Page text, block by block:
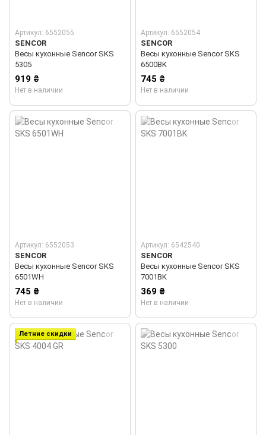
Артикул: 6552055
SENCOR
Весы кухонные Sencor SKS
5305
919 ₴
Нет в наличии
Артикул: 6552054
SENCOR
Весы кухонные Sencor SKS
6500BK
745 ₴
Нет в наличии
Артикул: 6552053
SENCOR
Весы кухонные Sencor SKS
6501WH
745 ₴
Нет в наличии
Артикул: 6542540
SENCOR
Весы кухонные Sencor SKS
7001BK
369 ₴
Нет в наличии
Летние скидки